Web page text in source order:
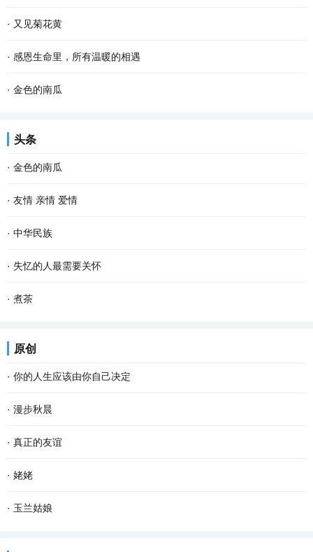
年了，再过一个多月就是2022年的春节了，我更加...
还在做最后的挣扎，企图在人间制造出最后的一点风浪，但是大地的
深处已被喊醒，春天的温暖势不可挡，无论是天...
到了一定年龄，回望过去，有很多美好的回忆，仿佛还鲜活如昨，历
历在目。然而故事却再也无法重演了。 物是人非事事休，唯有剩
下“人面不知何处去，桃花依旧笑春风”的无奈感伤...
· 又见菊花黄
记不清从什么时候开始，迷上了冠小体瘦的野菊花，颇有山野归来不
看菊的意味。曾想种一片野菊，可是找不到那么一块地。而且我知
· 感恩生命里，所有温暖的相遇
有人说，“世间的一切都是遇见，就像冷遇见了暖，有了雨；春遇见了
· 金色的南瓜
头条
· 金色的南瓜
乡村的农事当中，最省劲儿的当数种南瓜。 暮春或者夏初，找一个晴
朗的天气，从瓦罐里翻出储藏一冬的南瓜种子，晒一晒，浸点水，随
手种进松软的泥土里。南瓜野性、皮实，对土壤...
· 友情 亲情 爱情
“疾风怒雨，禽鸟戚戚；霁日光风，草木欣欣。可见天地不可一日无和
气，人心不可一日无喜神。”纵观大千世界，放眼芸芸众生，每遭天灾
人祸之事，每逢生命攸关之际，每遇窘境困...
· 中华民族
一个庞大的民族 一条曲折的路 起起伏伏 风雨如注 始终屹立在高处 亲
和的舞 敌对的舞 周天的舞 在明与暗中循环 走出了抗击一片 爱与恨是
· 失忆的人最需要关怀
失忆的感觉你能体会到吗？ ——体会不到。 当你失忆的时候你又能体
· 煮茶
原创
· 你的人生应该由你自己决定
看过一段话：“这个世界，没有任何一条规定，要你必须温柔开朗，要
你必须善解人意。你就做你自己，奇怪一点也不要紧，做得不是很好
也不要紧。因为做自己这件事，不会有人比你...
· 漫步秋晨
清早，薄雾浓云，东方的天空仍有一抹儿亮色，远远的路灯像点点闪
烁的疏星，马路像是一条霓虹般的隧道，朦胧而幽深，微风吹来，空
气还是那般清凉甜爽。此时已经有紧张晨扫的人...
· 真正的友谊
数学老师为了激发我们的学习兴趣，开发我们的智力，让每个同学买
了一个华容道。同学们都爱不释手，一下课就苦心钻研怎样才能让曹
· 姥姥
我姥姥出生在上个世纪战火纷飞的年代，一生养育了8位子女。她一生
· 玉兰姑娘